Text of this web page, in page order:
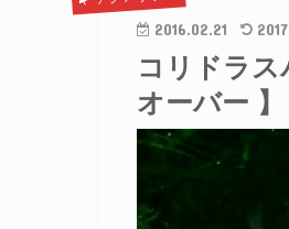
2016.02.21
コリドラ
オーバー 】